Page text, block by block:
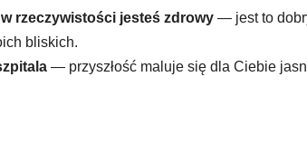
rzeczywistości jesteś zdrowy — jest to
bliskich.
— przyszłość maluje się dla Ciebie